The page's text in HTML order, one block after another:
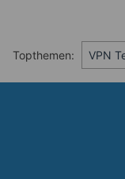
Topthemen: VPN